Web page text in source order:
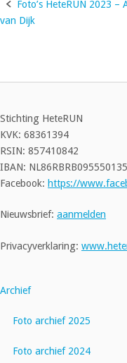
Bericht
Foto’s HeteRUN 2023 –
van Dijk
Stichting HeteRUN
KVK: 68361394
RSIN: 857410842
IBAN:
Facebook: https://
Nieuwsbrief: aanmelden
Privacyverklaring:
Archief
Foto archief 2025
Foto archief 2024